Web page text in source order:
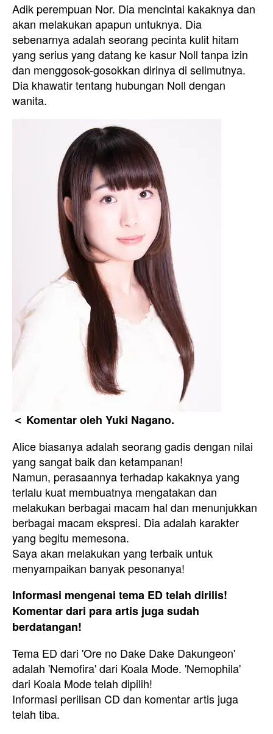
Adik perempuan Nor. Dia mencintai kakaknya dan
akan melakukan apapun untuknya. Dia
sebenarnya adalah seorang pecinta kulit hitam
yang serius yang datang ke kasur Noll tanpa izin
dan menggosok-gosokkan dirinya di selimutnya.
Dia khawatir tentang hubungan Noll dengan
wanita.
＜ Komentar oleh Yuki Nagano.
Alice biasanya adalah seorang gadis dengan nilai
yang sangat baik dan ketampanan!
Namun, perasaannya terhadap kakaknya yang
terlalu kuat membuatnya mengatakan dan
melakukan berbagai macam hal dan menunjukkan
berbagai macam ekspresi. Dia adalah karakter
yang begitu memesona.
Saya akan melakukan yang terbaik untuk
menyampaikan banyak pesonanya!
Informasi mengenai tema ED telah dirilis!
Komentar dari para artis juga sudah
berdatangan!
Tema ED dari 'Ore no Dake Dake Dakungeon'
adalah 'Nemofira' dari Koala Mode. 'Nemophila'
dari Koala Mode telah dipilih!
Informasi perilisan CD dan komentar artis juga
telah tiba.